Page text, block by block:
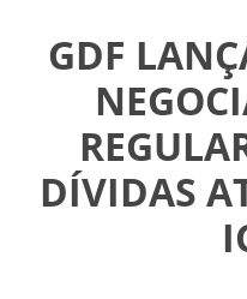
GDF
DÍVIDAS